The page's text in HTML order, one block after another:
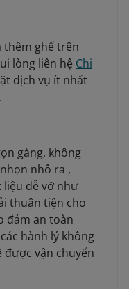
thêm ghế trên
lòng liên hệ Chi
dịch vụ ít nhất
gàng, không
nhô ra ,
liệu dễ vỡ như
thuận tiện cho
đảm an toàn
hành lý không
được vận chuyển